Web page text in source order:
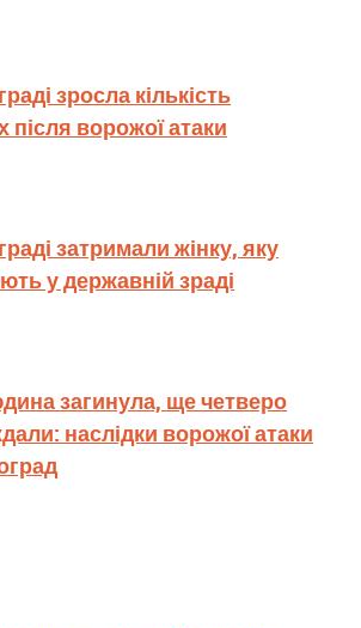
зросла кількість
після ворожої атаки
затримали жінку, яку
у державній зраді
загинула, ще четверо
наслідки ворожої атаки